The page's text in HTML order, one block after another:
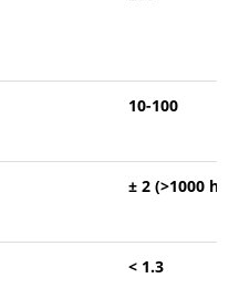
10-100
± 2 (>1000 h)
< 1.3